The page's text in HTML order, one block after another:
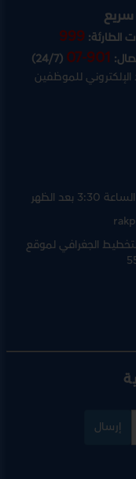
الطارئة:999
07-901
(24/7)
للموظفين
الجغرافي لموقع
إرسال